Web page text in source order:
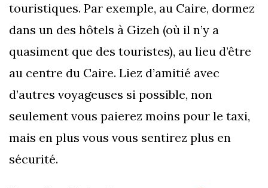
touristiques. Par exemple, au Caire, dormez
dans un des hôtels à Gizeh (où il n’y a
quasiment que des touristes), au lieu d’être
au centre du Caire. Liez d’amitié avec
d’autres voyageuses si possible, non
seulement vous paierez moins pour le taxi,
mais en plus vous vous sentirez plus en
sécurité.